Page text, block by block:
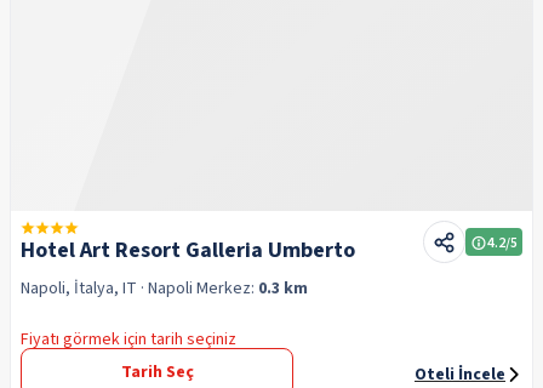
Hotel Art Resort Galleria Umberto 4.2/5
Napoli, İtalya, IT · Napoli Merkez: 0.3 km
Fiyatı görmek için tarih seçiniz
Tarih Seç
Oteli İncele